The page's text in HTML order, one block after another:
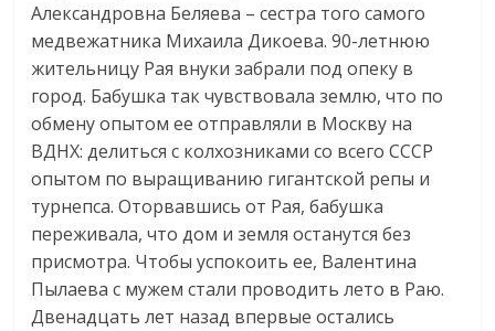
Александровна Беляева – сестра того самого
медвежатника Михаила Дикоева. 90-летнюю
жительницу Рая внуки забрали под опеку в
город. Бабушка так чувствовала землю, что по
обмену опытом ее отправляли в Москву на
ВДНХ: делиться с колхозниками со всего СССР
опытом по выращиванию гигантской репы и
турнепса. Оторвавшись от Рая, бабушка
переживала, что дом и земля останутся без
присмотра. Чтобы успокоить ее, Валентина
Пылаева с мужем стали проводить лето в Раю.
Двенадцать лет назад впервые остались